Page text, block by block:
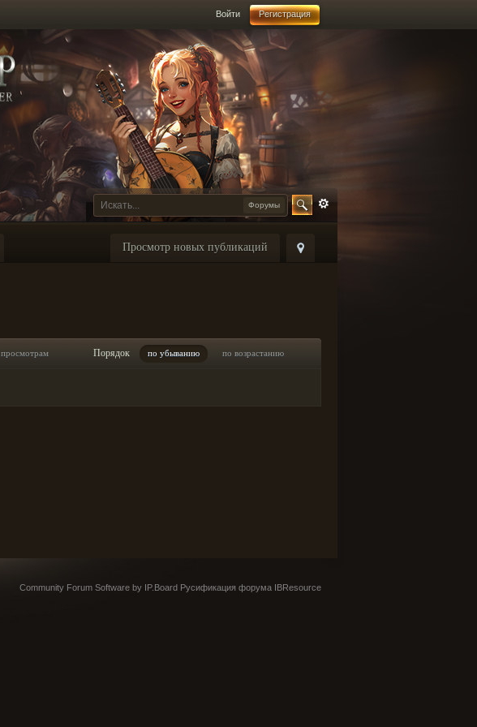
Войти Регистрация
Форумы
Просмотр новых публикаций
просмотрам Порядок по убыванию по возрастанию
Community Forum Software by IP.Board Русификация форума IBResource